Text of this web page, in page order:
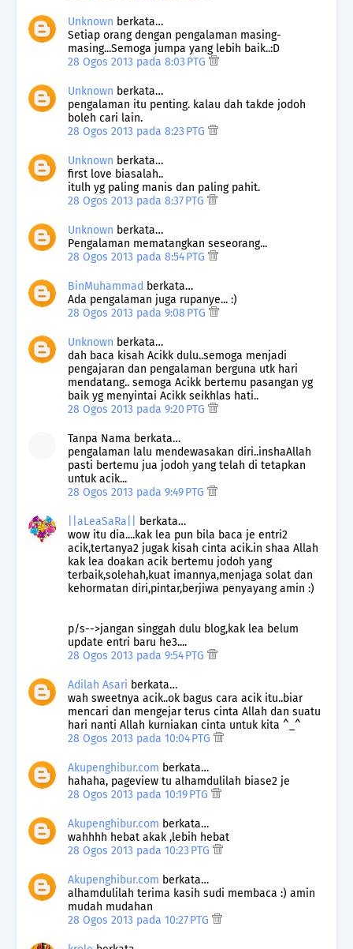
Unknown berkata…
Setiap orang dengan pengalaman masing-
masing...Semoga jumpa yang lebih baik..:D
28 Ogos 2013 pada 8:03 PTG
Unknown berkata…
pengalaman itu penting. kalau dah takde jodoh
boleh cari lain.
28 Ogos 2013 pada 8:23 PTG
Unknown berkata…
first love biasalah..
itulh yg paling manis dan paling pahit.
28 Ogos 2013 pada 8:37 PTG
Unknown berkata…
Pengalaman mematangkan seseorang...
28 Ogos 2013 pada 8:54 PTG
BinMuhammad berkata…
Ada pengalaman juga rupanye... :)
28 Ogos 2013 pada 9:08 PTG
Unknown berkata…
dah baca kisah Acikk dulu..semoga menjadi
pengajaran dan pengalaman berguna utk hari
mendatang.. semoga Acikk bertemu pasangan yg
baik yg menyintai Acikk seikhlas hati..
28 Ogos 2013 pada 9:20 PTG
Tanpa Nama berkata…
pengalaman lalu mendewasakan diri..inshaAllah
pasti bertemu jua jodoh yang telah di tetapkan
untuk acik...
28 Ogos 2013 pada 9:49 PTG
||aLeaSaRa||
berkata…
wow itu dia....kak lea pun bila baca je entri2
acik,tertanya2 jugak kisah cinta acik.in shaa Allah
kak lea doakan acik bertemu jodoh yang
terbaik,solehah,kuat imannya,menjaga solat dan
kehormatan diri,pintar,berjiwa penyayang amin :)
p/s-->jangan singgah dulu blog,kak lea belum
update entri baru he3....
28 Ogos 2013 pada 9:54 PTG
Adilah Asari berkata…
wah sweetnya acik..ok bagus cara acik itu..biar
mencari dan mengejar terus cinta Allah dan suatu
hari nanti Allah kurniakan cinta untuk kita ^_^
28 Ogos 2013 pada 10:04 PTG
Akupenghibur.com berkata…
hahaha, pageview tu alhamdulilah biase2 je
28 Ogos 2013 pada 10:19 PTG
Akupenghibur.com berkata…
wahhhh hebat akak ,lebih hebat
28 Ogos 2013 pada 10:23 PTG
Akupenghibur.com berkata…
alhamdulilah terima kasih sudi membaca :) amin
mudah mudahan
28 Ogos 2013 pada 10:27 PTG